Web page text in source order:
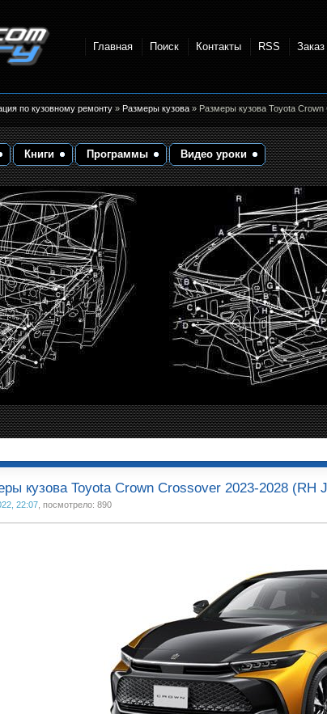
Главная Поиск Контакты RSS
по кузовному ремонту»Размеры кузова» Размеры кузова Toyota
Книги Программы Видео уроки
кузова Toyota Crown Crossover 2023-2028 (RH
22:07, посмотрело: 890